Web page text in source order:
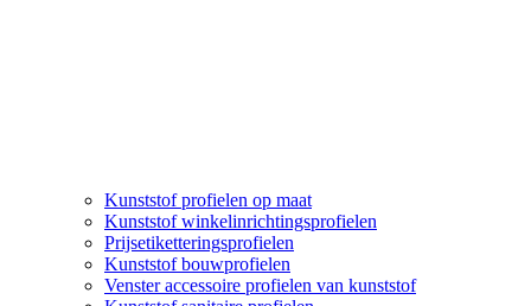
Kunststof profielen op maat
Kunststof winkelinrichtingsprofielen
Prijsetiketteringsprofielen
Kunststof bouwprofielen
Venster accessoire profielen van kunststof